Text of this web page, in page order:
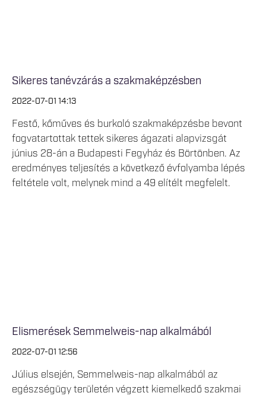
Sikeres tanévzárás a szakmaképzésben
2022-07-01 14:13
Festő, kőműves és burkoló szakmaképzésbe bevont
fogvatartottak tettek sikeres ágazati alapvizsgát
június 28-án a Budapesti Fegyház és Börtönben. Az
eredményes teljesítés a következő évfolyamba lépés
feltétele volt, melynek mind a 49 elítélt megfelelt.
Elismerések Semmelweis-nap alkalmából
2022-07-01 12:56
Július elsején, Semmelweis-nap alkalmából az
egészségügy területén végzett kiemelkedő szakmai